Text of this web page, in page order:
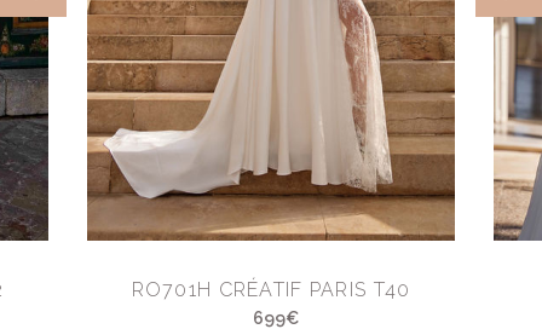
RO701H CRÉATIF PARIS T40
699€